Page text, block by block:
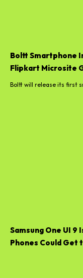
Boltt Smartphone
Flipkart Microsite
Boltt will release its first
Samsung One UI 9
Phones Could Get